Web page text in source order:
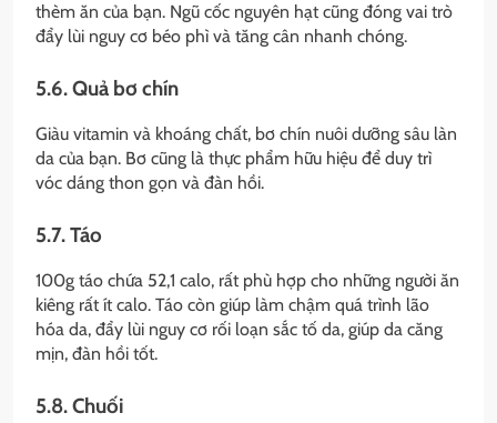
thèm ăn của bạn. Ngũ cốc nguyên hạt cũng đóng vai trò
đẩy lùi nguy cơ béo phì và tăng cân nhanh chóng.
5.6. Quả bơ chín
Giàu vitamin và khoáng chất, bơ chín nuôi dưỡng sâu làn
da của bạn. Bơ cũng là thực phẩm hữu hiệu để duy trì
vóc dáng thon gọn và đàn hồi.
5.7. Táo
100g táo chứa 52,1 calo, rất phù hợp cho những người ăn
kiêng rất ít calo. Táo còn giúp làm chậm quá trình lão
hóa da, đẩy lùi nguy cơ rối loạn sắc tố da, giúp da căng
mịn, đàn hồi tốt.
5.8. Chuối